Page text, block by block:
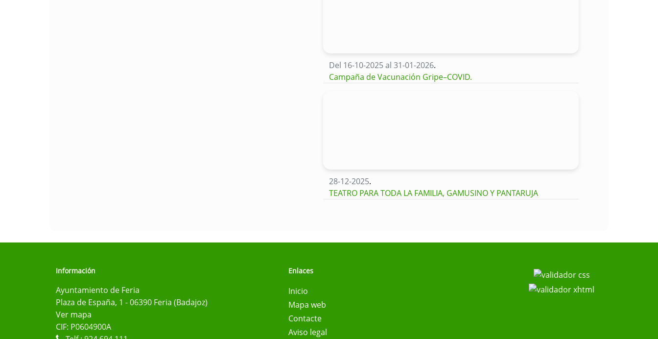
Del 16-10-2025 al 31-01-2026.
Campaña de Vacunación Gripe–COVID.
28-12-2025.
TEATRO PARA TODA LA FAMILIA, GAMUSINO Y PANTARUJA
Información
Ayuntamiento de Feria
Plaza de España, 1 - 06390 Feria (Badajoz)
Ver mapa
CIF: P0604900A
Enlaces
Inicio
Mapa web
Contacte
Aviso legal